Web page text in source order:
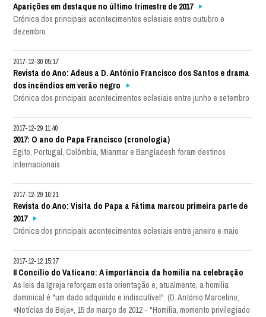
Aparições em destaque no último trimestre de 2017
Crónica dos principais acontecimentos eclesiais entre outubro e
dezembro
2017-12-30 05:17
Revista do Ano: Adeus a D. António Francisco dos Santos e drama
dos incêndios em verão negro
Crónica dos principais acontecimentos eclesiais entre junho e setembro
2017-12-29 11:40
2017: O ano do Papa Francisco (cronologia)
Egito, Portugal, Colômbia, Mianmar e Bangladesh foram destinos
internacionais
2017-12-29 10:21
Revista do Ano: Visita do Papa a Fátima marcou primeira parte de
2017
Crónica dos principais acontecimentos eclesiais entre janeiro e maio
2017-12-12 15:37
II Concílio do Vaticano: A importância da homilia na celebração
As leis da Igreja reforçam esta orientação e, atualmente, a homilia
dominical é "um dado adquirido e indiscutível". (D. António Marcelino;
«Notícias de Beja», 15 de março de 2012 - "Homilia, momento privilegiado